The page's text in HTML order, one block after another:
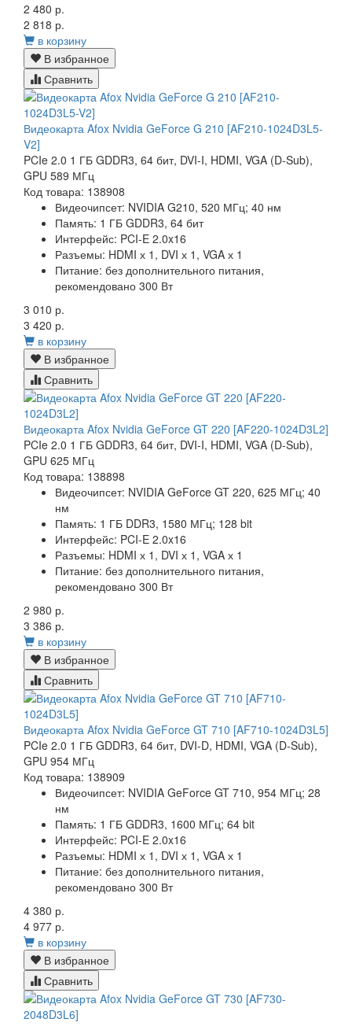
2 480 р.
2 818 р.
в корзину
В избранное
Сравнить
Видеокарта Afox Nvidia GeForce G 210 [AF210-1024D3L5-
V2]
PCIe 2.0 1 ГБ GDDR3, 64 бит, DVI-I, HDMI, VGA (D-Sub),
GPU 589 МГц
Код товара: 138908
Видеочипсет: NVIDIA G210, 520 МГц; 40 нм
Память: 1 ГБ GDDR3, 64 бит
Интерфейс: PCI-E 2.0x16
Разъемы: HDMI х 1, DVI х 1, VGA х 1
Питание: без дополнительного питания,
рекомендовано 300 Вт
3 010 р.
3 420 р.
в корзину
В избранное
Сравнить
Видеокарта Afox Nvidia GeForce GT 220 [AF220-1024D3L2]
PCIe 2.0 1 ГБ GDDR3, 64 бит, DVI-I, HDMI, VGA (D-Sub),
GPU 625 МГц
Код товара: 138898
Видеочипсет: NVIDIA GeForce GT 220, 625 МГц; 40
нм
Память: 1 ГБ DDR3, 1580 МГц; 128 bit
Интерфейс: PCI-E 2.0x16
Разъемы: HDMI х 1, DVI х 1, VGA х 1
Питание: без дополнительного питания,
рекомендовано 300 Вт
2 980 р.
3 386 р.
в корзину
В избранное
Сравнить
Видеокарта Afox Nvidia GeForce GT 710 [AF710-1024D3L5]
PCIe 2.0 1 ГБ GDDR3, 64 бит, DVI-D, HDMI, VGA (D-Sub),
GPU 954 МГц
Код товара: 138909
Видеочипсет: NVIDIA GeForce GT 710, 954 МГц; 28
нм
Память: 1 ГБ GDDR3, 1600 МГц; 64 bit
Интерфейс: PCI-E 2.0x16
Разъемы: HDMI х 1, DVI х 1, VGA х 1
Питание: без дополнительного питания,
рекомендовано 300 Вт
4 380 р.
4 977 р.
в корзину
В избранное
Сравнить